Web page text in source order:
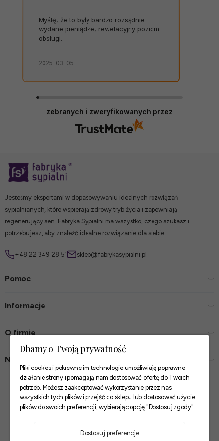
Myślę, że to były bardzo rozsądnie
wydane pieniądze, rewelacyjny poziom
obsługi.
2025-03-05
zebranych i zweryfikowanych przez
Jesteśmy ekspertami w dopasowywaniu idealnych rozwiązań
sypialnianych, które wspierają zdrowy tryb życia i zapewniają
regenerujący sen. Fabryka Sypialni ma wszystko, czego szukasz i
potrzebujesz, aby znaleźć idealne rozwiązanie dla siebie.
+48 22 349 28 51 sklep@fabrykasypialni.pl
Pomoc
Informacje
O firmie
Nasze sklepy
Zaufane płatności
Dbamy o Twoją prywatność
Pliki cookies i pokrewne im technologie umożliwiają poprawne
działanie strony i pomagają nam dostosować ofertę do Twoich
potrzeb. Możesz zaakceptować wykorzystanie przez nas
wszystkich tych plików i przejść do sklepu lub dostosować użycie
plików do swoich preferencji, wybierając opcję "Dostosuj zgody".
Dostosuj preferencje